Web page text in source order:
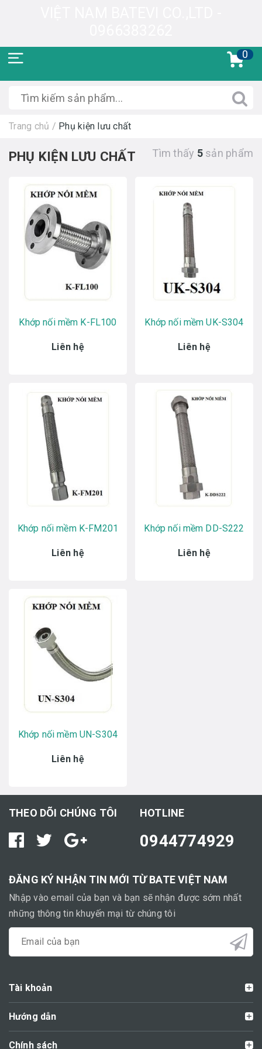
0
Trang chủ / Phụ kiện lưu chất
PHỤ KIỆN LƯU CHẤT Tìm thấy 5sản phẩm
Khớp nối mềm K-FL100
Liên hệ
Khớp nối mềm UK-S304
Liên hệ
Khớp nối mềm K-FM201
Liên hệ
Khớp nối mềm DD-S222
Liên hệ
Khớp nối mềm UN-S304
Liên hệ
THEO DÕI CHÚNG TÔI HOTLINE
0944774929
ĐĂNG KÝ NHẬN TIN MỚI TỪ BATE VIỆT NAM
Nhập vào email của bạn và bạn sẽ nhận được sớm nhất
những thông tin khuyến mại từ chúng tôi
Tài khoản
Hướng dẫn
Chính sách